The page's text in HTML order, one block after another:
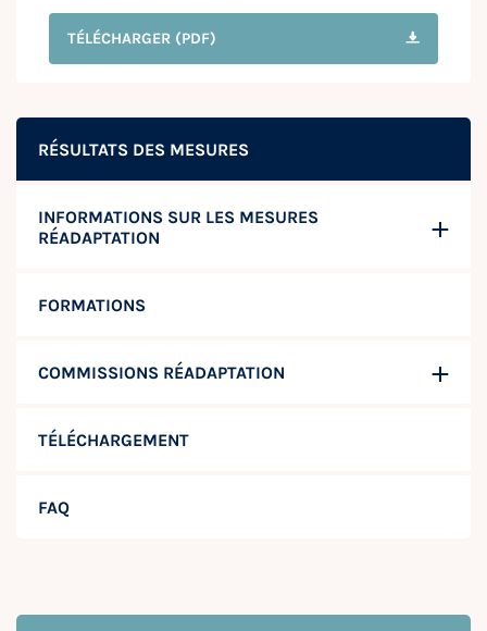
RÉSULTATS DES MESURES
INFORMATIONS SUR LES MESURES
RÉADAPTATION
FORMATIONS
COMMISSIONS RÉADAPTATION
TÉLÉCHARGEMENT
FAQ
TÉLÉCHARGER (PDF)